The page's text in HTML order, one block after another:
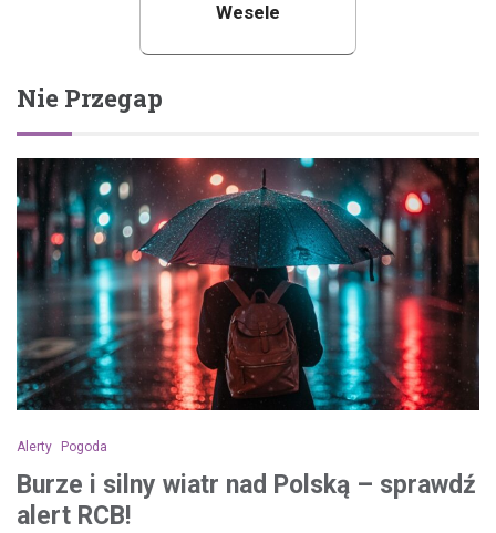
Wesele
Nie Przegap
Alerty Pogoda
Burze i silny wiatr nad Polską – sprawdź
alert RCB!